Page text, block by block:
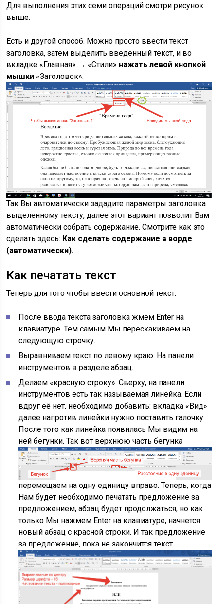
Для выполнения этих семи операций смотри рисунок
выше.
Есть и другой способ. Можно просто ввести текст
заголовка, затем выделить введенный текст, и во
вкладке «Главная» → «Стили» нажать левой кнопкой
мышки «Заголовок».
Так Вы автоматически зададите параметры заголовка
выделенному тексту, далее этот вариант позволит Вам
автоматически собрать содержание. Смотрите как это
сделать здесь: Как сделать содержание в ворде
(автоматически).
Как печатать текст
Теперь для того чтобы ввести основной текст:
После ввода текста заголовка жмем Enter на
клавиатуре. Тем самым Мы перескакиваем на
следующую строчку.
Выравниваем текст по левому краю. На панели
инструментов в разделе абзац.
Делаем «красную строку». Сверху, на панели
инструментов есть так называемая линейка. Если
вдруг её нет, необходимо добавить: вкладка «Вид»
далее напротив линейки нужно поставить галочку.
После того как линейка появилась Мы видим на
ней бегунки. Так вот верхнюю часть бегунка
перемещаем на одну единицу вправо. Теперь, когда
Нам будет необходимо печатать предложение за
предложением, абзац будет продолжаться, но как
только Мы нажмем Enter на клавиатуре, начнется
новый абзац с красной строки. И так предложение
за предложение, пока не закончится текст.